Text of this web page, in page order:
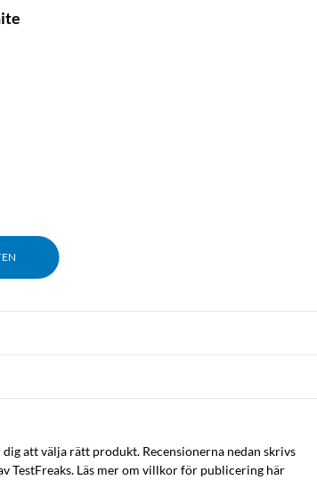
att välja rätt produkt. Recensionerna nedan skrivs
TestFreaks. Läs mer om villkor för publicering här